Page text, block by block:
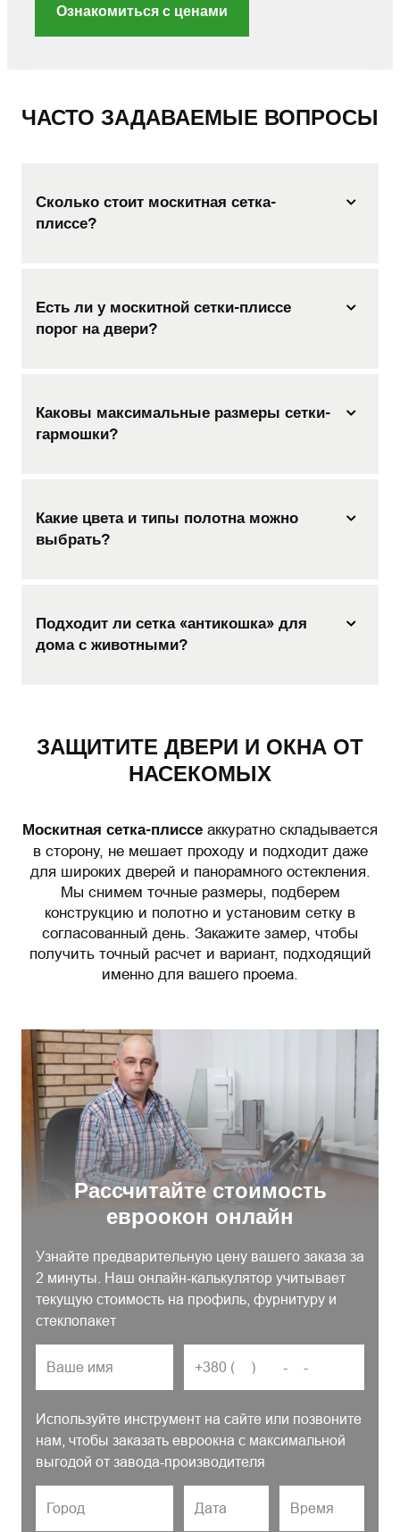
Ознакомиться с ценами
ЧАСТО ЗАДАВАЕМЫЕ ВОПРОСЫ
Сколько стоит москитная сетка-
плиссе?
Есть ли у москитной сетки-плиссе
порог на двери?
Каковы максимальные размеры сетки-
гармошки?
Какие цвета и типы полотна можно
выбрать?
Подходит ли сетка «антикошка» для
дома с животными?
ЗАЩИТИТЕ ДВЕРИ И ОКНА ОТ
НАСЕКОМЫХ
Москитная сетка-плиссе аккуратно складывается
в сторону, не мешает проходу и подходит даже
для широких дверей и панорамного остекления.
Мы снимем точные размеры, подберем
конструкцию и полотно и установим сетку в
согласованный день. Закажите замер, чтобы
получить точный расчет и вариант, подходящий
именно для вашего проема.
Рассчитайте стоимость
евроокон онлайн
Узнайте предварительную цену вашего заказа за
2 минуты. Наш онлайн-калькулятор учитывает
текущую стоимость на профиль, фурнитуру и
стеклопакет
Используйте инструмент на сайте или позвоните
нам, чтобы заказать евроокна с максимальной
выгодой от завода-производителя